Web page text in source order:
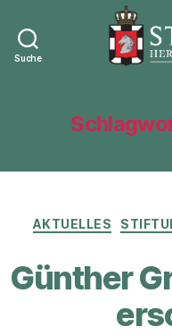
Suche
AKTUELLES
Günther